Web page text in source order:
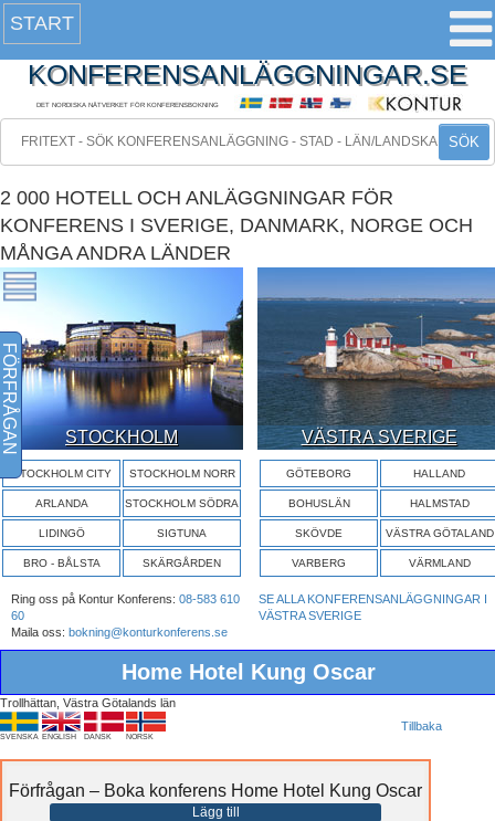
START
KONFERENSANLÄGGNINGAR.SE
DET NORDISKA NÄTVERKET FÖR KONFERENSBOKNING
SÖK
2 000 HOTELL OCH ANLÄGGNINGAR FÖR
KONFERENS I SVERIGE, DANMARK, NORGE OCH
MÅNGA ANDRA LÄNDER
STOCKHOLM
STOCKHOLM CITY STOCKHOLM NORR
ARLANDA STOCKHOLM SÖDRA
LIDINGÖ SIGTUNA
BRO - BÅLSTA SKÄRGÅRDEN
VÄSTRA SVERIGE
GÖTEBORG HALLAND
BOHUSLÄN HALMSTAD
SKÖVDE VÄSTRA GÖTALAND
VARBERG VÄRMLAND
Ring oss på Kontur Konferens: 08-583 610
60
Maila oss: bokning@konturkonferens.se
SE ALLA KONFERENSANLÄGGNINGAR I
VÄSTRA SVERIGE
Home Hotel Kung Oscar
Trollhättan, Västra Götalands län
SVENSKA ENGLISH DANSK NORSK
Tillbaka
FÖRFRÅGAN
Förfrågan – Boka konferens Home Hotel Kung Oscar
Lägg till